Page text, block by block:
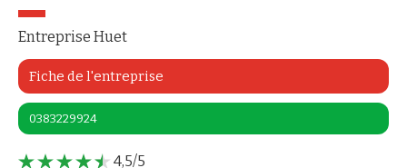
Entreprise Huet
Fiche de l'entreprise
0383229924
4,5/5
le contenu de ce site vous intéresse
on aimerait bien vous accompagner